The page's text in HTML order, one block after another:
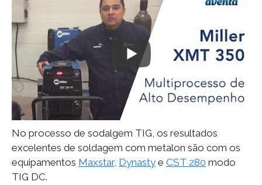
No processo de sodalgem TIG, os resultados
excelentes de soldagem com metalon são com os
equipamentos Maxstar, Dynasty e CST 280 modo
TIG DC.